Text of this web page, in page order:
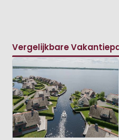
Vergelijkbare